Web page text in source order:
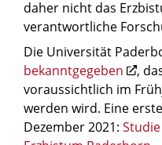
Die
und Johannes
Degenhardt
Studie wurde
der
Projekt wurde
Professorin
2022 wurde
gestartete
noch unter
Becker um ein
erweitert: Die
die
mit Zeitzeuginnen
anzureichern.
daher nicht das
verantwortliche
Die Universität
bekanntgegeben
,
voraussichtlich im
werden wird. Eine
Dezember 2021: